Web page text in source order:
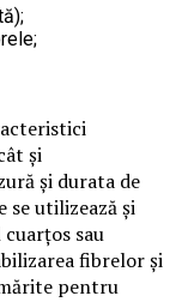
și
și durata de
utilizează și
sau
fibrelor și
pentru